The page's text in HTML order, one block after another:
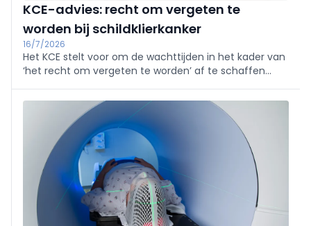
KCE-advies: recht om vergeten te
worden bij schildklierkanker
16/7/2026
Het KCE stelt voor om de wachttijden in het kader van
‘het recht om vergeten te worden’ af te schaffen
zonder uitzaaiingen op afstand bij diagnose, de meest
voorkomende vorm van schildklierkanker.